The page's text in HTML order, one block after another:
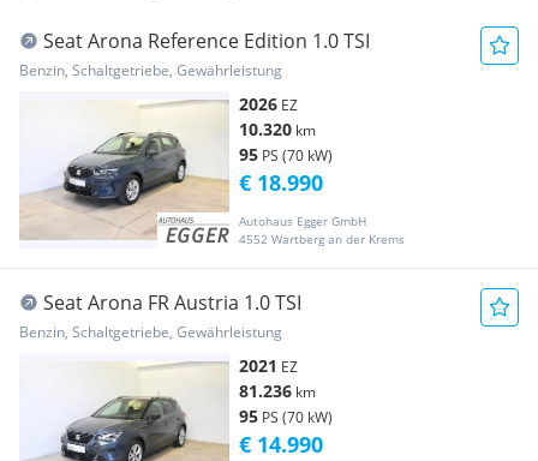
Seat Arona Reference Edition 1.0 TSI
Benzin, Schaltgetriebe, Gewährleistung
2026 EZ
10.320 km
95 PS (70 kW)
Autohaus Egger GmbH
4552 Wartberg an der Krems
€ 18.990
Seat Arona FR Austria 1.0 TSI
Benzin, Schaltgetriebe, Gewährleistung
2021 EZ
81.236 km
95 PS (70 kW)
€ 14.990